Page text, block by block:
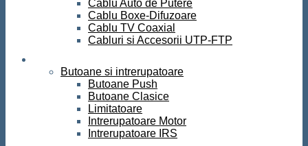
Cablu Auto de Putere
Cablu Boxe-Difuzoare
Cablu TV Coaxial
Cabluri si Accesorii UTP-FTP
Butoane si intrerupatoare
Butoane Push
Butoane Clasice
Limitatoare
Intrerupatoare Motor
Intrerupatoare IRS